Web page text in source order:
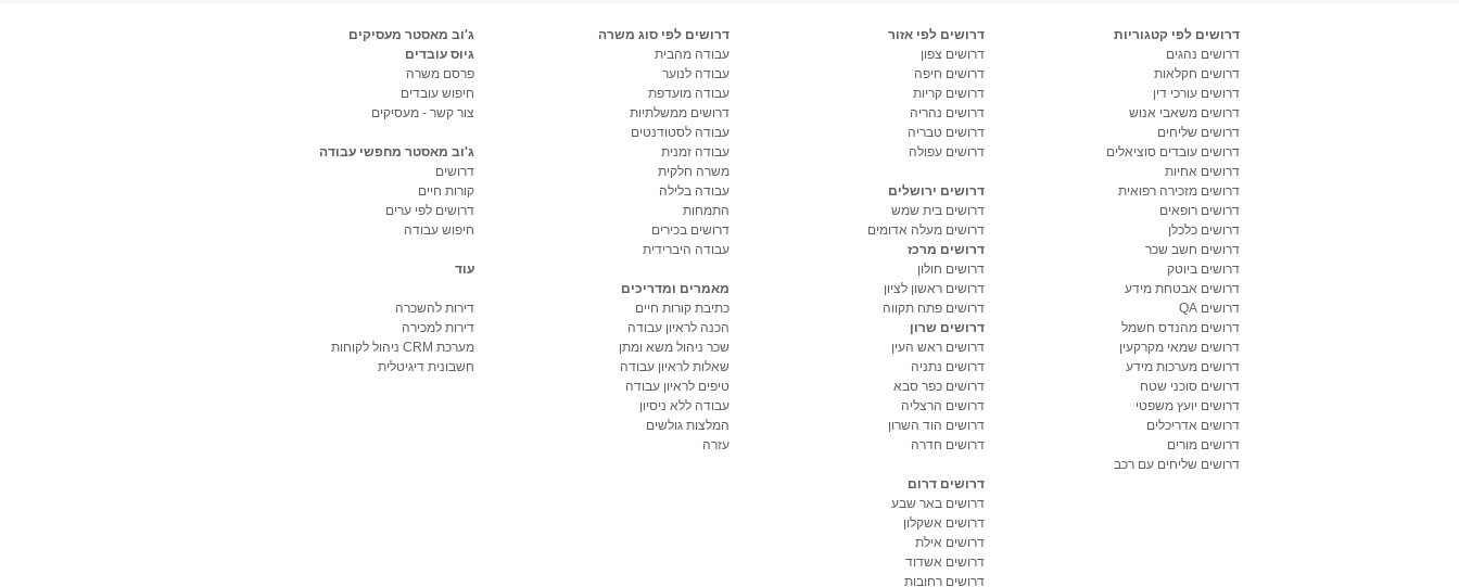
דרושים לפי קטגוריות
דרושים נהגים
דרושים חקלאות
דרושים עורכי דין
דרושים משאבי אנוש
דרושים שליחים
דרושים עובדים סוציאלים
דרושים אחיות
דרושים מזכירה רפואית
דרושים רופאים
דרושים כלכלן
דרושים חשב שכר
דרושים ביוטק
דרושים אבטחת מידע
דרושים QA
דרושים מהנדס חשמל
דרושים שמאי מקרקעין
דרושים מערכות מידע
דרושים סוכני שטח
דרושים יועץ משפטי
דרושים אדריכלים
דרושים מורים
דרושים שליחים עם רכב
דרושים לפי אזור
דרושים צפון
דרושים חיפה
דרושים קריות
דרושים נהריה
דרושים טבריה
דרושים עפולה
דרושים ירושלים
דרושים בית שמש
דרושים מעלה אדומים
דרושים מרכז
דרושים חולון
דרושים ראשון לציון
דרושים פתח תקווה
דרושים שרון
דרושים ראש העין
דרושים נתניה
דרושים כפר סבא
דרושים הרצליה
דרושים הוד השרון
דרושים חדרה
דרושים דרום
דרושים באר שבע
דרושים אשקלון
דרושים אילת
דרושים אשדוד
דרושים רחובות
דרושים לפי סוג משרה
עבודה מהבית
עבודה לנוער
עבודה מועדפת
דרושים ממשלתיות
עבודה לסטודנטים
עבודה זמנית
משרה חלקית
עבודה בלילה
התמחות
דרושים בכירים
עבודה היברידית
מאמרים ומדריכים
כתיבת קורות חיים
הכנה לראיון עבודה
שכר ניהול משא ומתן
שאלות לראיון עבודה
טיפים לראיון עבודה
עבודה ללא ניסיון
המלצות גולשים
עזרה
ג'וב מאסטר מעסיקים
גיוס עובדים
פרסם משרה
חיפוש עובדים
צור קשר - מעסיקים
ג'וב מאסטר מחפשי עבודה
דרושים
קורות חיים
דרושים לפי ערים
חיפוש עבודה
עוד
דירות להשכרה
דירות למכירה
מערכת CRM ניהול לקוחות
חשבונית דיגיטלית